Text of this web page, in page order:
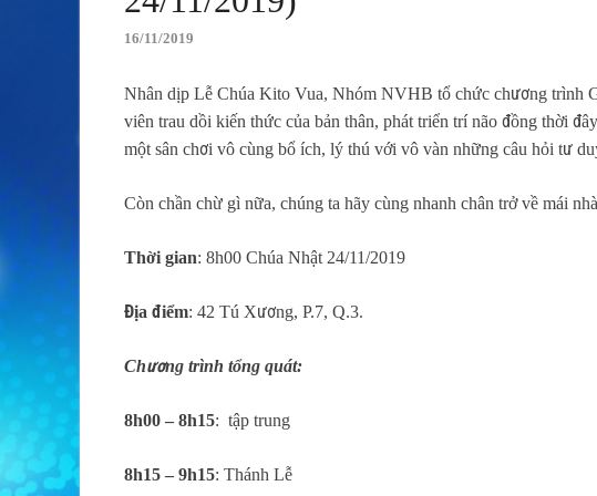
16/11/2019
Nhân dịp Lễ Chúa Kito Vua, Nhóm NVHB tổ chức chương trình
viên trau dồi kiến thức của bản thân, phát triển trí não đồng thời
một sân chơi vô cùng bổ ích, lý thú với vô vàn những câu hỏi tư
Còn chần chừ gì nữa, chúng ta hãy cùng nhanh chân trở về mái
Thời gian: 8h00 Chúa Nhật 24/11/2019
Địa điểm: 42 Tú Xương, P.7, Q.3.
Chương trình tổng quát:
8h00 – 8h15: tập trung
8h15 – 9h15: Thánh Lễ